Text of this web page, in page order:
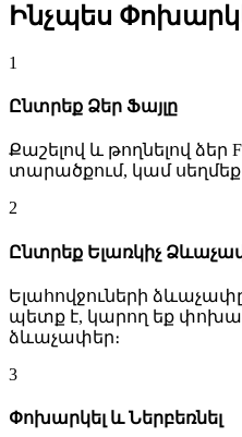
Ինչպես
1
Ընտրեք Ձեր Ֆայլը
Քաշելով և թողնելով ձեր
տարածքում, կամ սեղմեք
2
Ընտրեք Ելառկիչ
Ելահովջուների
պետք է, կարող եք
ձևաչափեր։
3
Փոխարկել և Ներբեռնել